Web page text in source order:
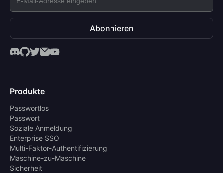
Abonnieren
Produkte
Passwortlos
Passwort
Soziale Anmeldung
Enterprise SSO
Multi-Faktor-Authentifizierung
Maschine-zu-Maschine
Sicherheit